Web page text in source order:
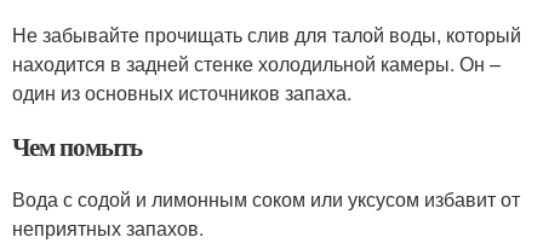
Не забывайте прочищать слив для талой воды, который
находится в задней стенке холодильной камеры. Он –
один из основных источников запаха.
Чем помыть
Вода с содой и лимонным соком или уксусом избавит от
неприятных запахов.